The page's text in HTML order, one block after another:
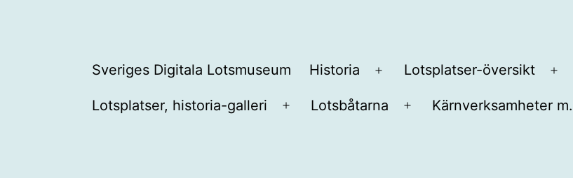
Sveriges
Lotsmuseum
Sveriges Digitala Lotsmuseum Historia
Öppna
meny
Lotsplatser-översikt
Lotsplatser, historia-galleri
Öppna
Lotsbåtarna
Öppna
Kärnverksamheter